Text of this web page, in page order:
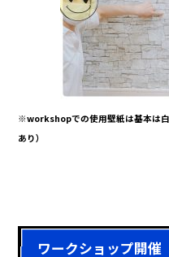
※workshopでの使用壁紙は基本は
あり）
ワークショップ開